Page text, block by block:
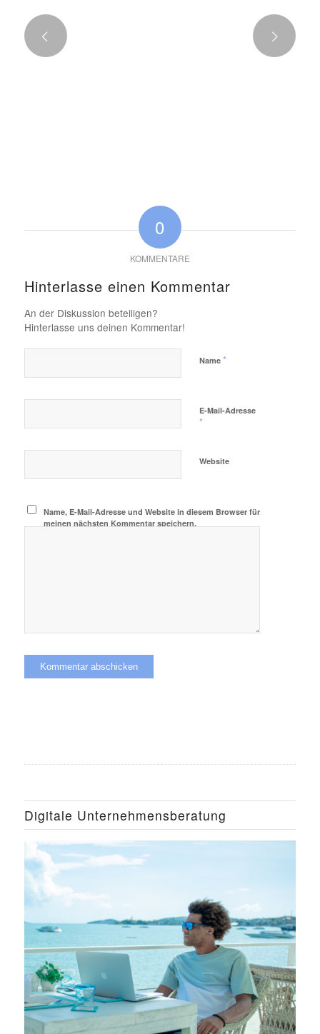
0
KOMMENTARE
Hinterlasse einen Kommentar
An der Diskussion beteiligen?
Hinterlasse uns deinen Kommentar!
Name *
E-Mail-Adresse
*
Website
Name, E-Mail-Adresse und Website in diesem Browser für
meinen nächsten Kommentar speichern.
Digitale Unternehmensberatung